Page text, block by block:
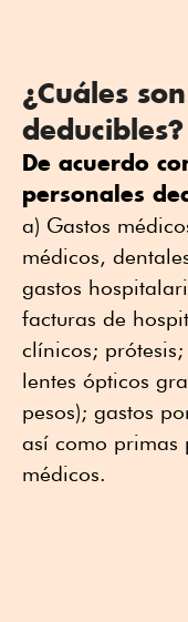
¿Cuáles
deducibles?
De acuerdo
personales
a) Gastos
médicos,
gastos
facturas de
clínicos;
lentes ópticos
pesos); gastos
así como primas
médicos.